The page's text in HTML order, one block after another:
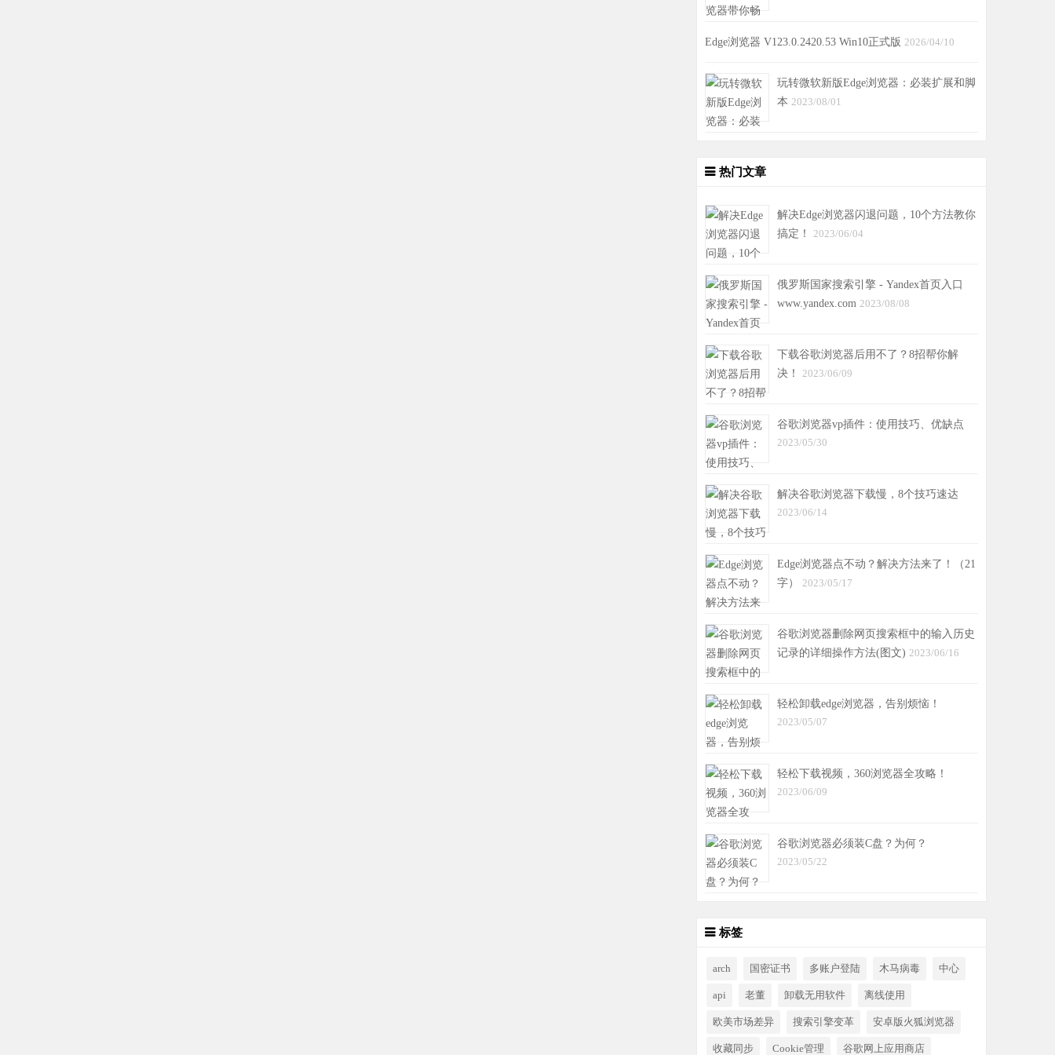
Edge浏览器 V123.0.2420.53 Win10正式版 2026/04/10
玩转微软新版Edge浏览器：必装扩展和脚
本 2023/08/01
热门文章
解决Edge浏览器闪退问题，10个方法教你
搞定！ 2023/06/04
俄罗斯国家搜索引擎 - Yandex首页入口
www.yandex.com 2023/08/08
下载谷歌浏览器后用不了？8招帮你解
决！ 2023/06/09
谷歌浏览器vp插件：使用技巧、优缺点
2023/05/30
解决谷歌浏览器下载慢，8个技巧速达
2023/06/14
Edge浏览器点不动？解决方法来了！（21
字） 2023/05/17
谷歌浏览器删除网页搜索框中的输入历史
记录的详细操作方法(图文) 2023/06/16
轻松卸载edge浏览器，告别烦恼！
2023/05/07
轻松下载视频，360浏览器全攻略！
2023/06/09
谷歌浏览器必须装C盘？为何？
2023/05/22
标签
arch 国密证书 多账户登陆 木马病毒 中心
api 老董 卸载无用软件 离线使用
欧美市场差异 搜索引擎变革 安卓版火狐浏览器
收藏同步 Cookie管理 谷歌网上应用商店